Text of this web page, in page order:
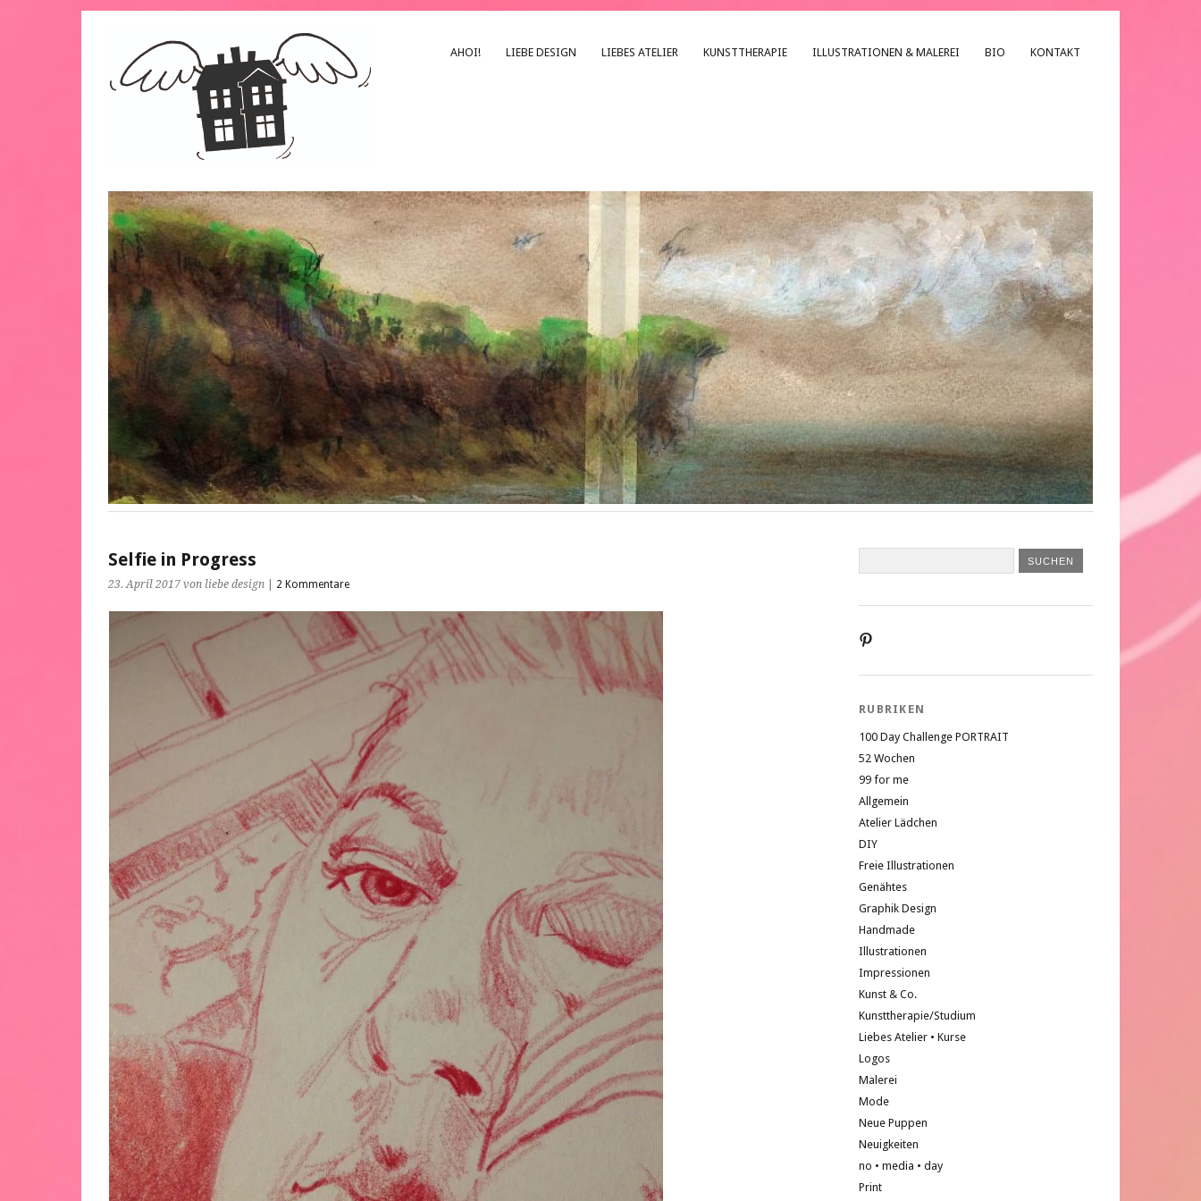
AHOI! LIEBE DESIGN LIEBES ATELIER KUNSTTHERAPIE ILLUSTRATIONEN & MALEREI BIO KONTAKT
Selfie in Progress
23. April 2017 von liebe design 2 Kommentare
anzeigen
RUBRIKEN
100 Day Challenge PORTRAIT
52 Wochen
99 for me
Allgemein
Atelier Lädchen
DIY
Freie Illustrationen
Genähtes
Graphik Design
Handmade
Illustrationen
Impressionen
Kunst & Co.
Kunsttherapie/Studium
Liebes Atelier • Kurse
Logos
Malerei
Mode
Neue Puppen
Neuigkeiten
no • media • day
Print